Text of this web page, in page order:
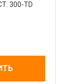
300-ТD